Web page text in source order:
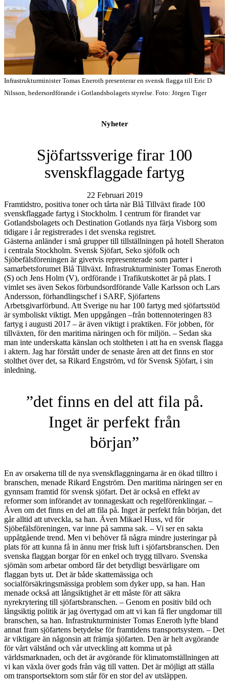
Infrastrukturminister Tomas Eneroth presenterar en svensk flagga till Eric D
Nilsson, hedersordförande i Gotlandsbolagets styrelse. Foto: Jörgen Tiger
Nyheter
Sjöfartssverige firar 100
svenskflaggade fartyg
22 Februari 2019
Framtidstro, positiva toner och tårta när Blå Tillväxt firade 100
svenskflaggade fartyg i Stockholm. I centrum för firandet var
Gotlandsbolagets och Destination Gotlands nya färja Visborg som
tidigare i år registrerades i det svenska registret.
Gästerna anländer i små grupper till tillställningen på hotell Sheraton
i centrala Stockholm. Svensk Sjöfart, Seko sjöfolk och
Sjöbefälsföreningen är givetvis representerade som parter i
samarbetsforumet Blå Tillväxt. Infrastrukturminister Tomas Eneroth
(S) och Jens Holm (V), ordförande i Trafikutskottet är på plats. I
vimlet ses även Sekos förbundsordförande Valle Karlsson och Lars
Andersson, förhandlingschef i SARF, Sjöfartens
Arbetsgivarförbund. Att Sverige nu har 100 fartyg med sjöfartsstöd
är symboliskt viktigt. Men uppgången –från bottennoteringen 83
fartyg i augusti 2017 – är även viktigt i praktiken. För jobben, för
tillväxten, för den maritima näringen och för miljön. – Sedan ska
man inte underskatta känslan och stoltheten i att ha en svensk flagga
i aktern. Jag har förstått under de senaste åren att det finns en stor
stolthet över det, sa Rikard Engström, vd för Svensk Sjöfart, i sin
inledning.
”det finns en del att fila på.
Inget är perfekt från
början”
En av orsakerna till de nya svenskflaggningarna är en ökad tilltro i
branschen, menade Rikard Engström. Den maritima näringen ser en
gynnsam framtid för svensk sjöfart. Det är också en effekt av
reformer som införandet av tonnageskatt och regelförenklingar. –
Även om det finns en del att fila på. Inget är perfekt från början, det
går alltid att utveckla, sa han. Även Mikael Huss, vd för
Sjöbefälsföreningen, var inne på samma sak. – Vi ser en sakta
uppåtgående trend. Men vi behöver få några mindre justeringar på
plats för att kunna få in ännu mer frisk luft i sjöfartsbranschen. Den
svenska flaggan borgar för en enkel och trygg tillvaro. Svenska
sjömän som arbetar ombord får det betydligt besvärligare om
flaggan byts ut. Det är både skattemässiga och
socialförsäkringsmässiga problem som dyker upp, sa han. Han
menade också att långsiktighet är ett måste för att säkra
nyrekrytering till sjöfartsbranschen. – Genom en positiv bild och
långsiktig politik är jag övertygad om att vi kan få fler ungdomar till
branschen, sa han. Infrastrukturminister Tomas Eneroth lyfte bland
annat fram sjöfartens betydelse för framtidens transportsystem. – Det
är viktigare än någonsin att främja sjöfarten. Den är helt avgörande
för vårt välstånd och vår utveckling att komma ut på
världsmarknaden, och det är avgörande för klimatomställningen att
vi kan växla över gods från väg till vatten. Det är möjligt att ställa
om transportsektorn som står för en stor del av utsläppen.